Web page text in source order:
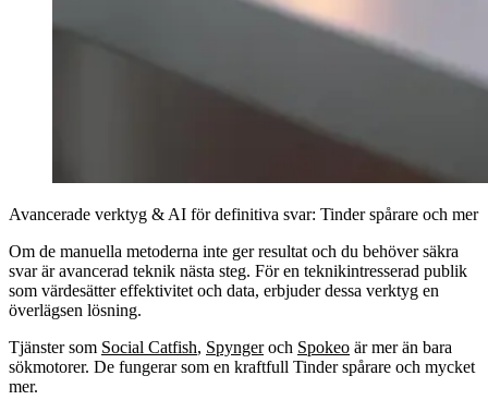
Avancerade verktyg & AI för definitiva svar: Tinder spårare och mer
Om de manuella metoderna inte ger resultat och du behöver säkra
svar är avancerad teknik nästa steg. För en teknikintresserad publik
som värdesätter effektivitet och data, erbjuder dessa verktyg en
överlägsen lösning.
Tjänster som Social Catfish, Spyngeroch Spokeo är mer än bara
sökmotorer. De fungerar som en kraftfull Tinder spårare och mycket
mer.